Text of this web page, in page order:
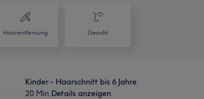
Haarentfernung Gesicht
Kinder - Haarschnitt bis 6 Jahre
20 Min.Details anzeigen